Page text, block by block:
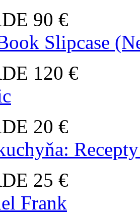
90 €
Slipcase
120 €
20 €
25 €
Frank